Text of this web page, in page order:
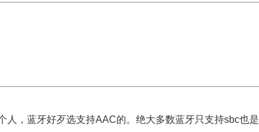
人，蓝牙好歹选支持AAC的。绝大多数蓝牙只支持sbc也是